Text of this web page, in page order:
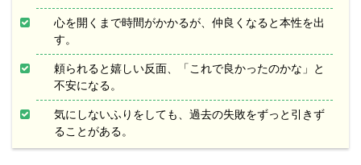
心を開くまで時間がかかるが、仲良くなると本性を出
す。
頼られると嬉しい反面、「これで良かったのかな」と
不安になる。
気にしないふりをしても、過去の失敗をずっと引きず
ることがある。